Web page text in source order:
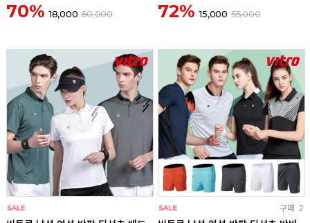
70% 18,000 60,000 72% 15,000 55,000
구매 2